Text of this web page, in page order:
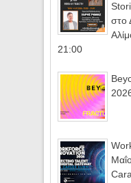
στο
21:00